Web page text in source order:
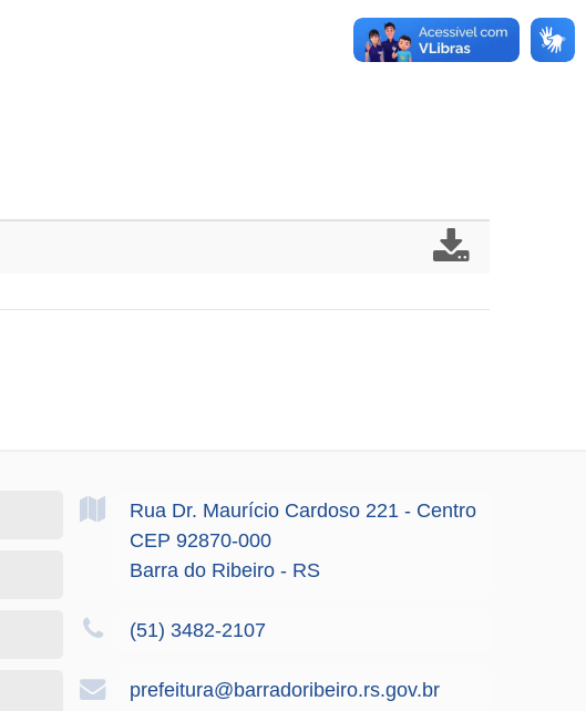
Rua Dr. Maurício Cardoso 221 - Centro
CEP 92870-000
Barra do Ribeiro - RS
(51) 3482-2107
prefeitura@barradoribeiro.rs.gov.br